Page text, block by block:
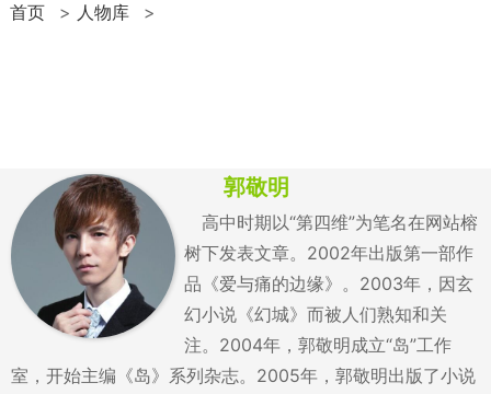
首页 > 人物库 >
郭敬明
高中时期以“第四维”为笔名在网站榕
树下发表文章。2002年出版第一部作
品《爱与痛的边缘》。2003年，因玄
幻小说《幻城》而被人们熟知和关
注。2004年，郭敬明成立“岛”工作
室，开始主编《岛》系列杂志。2005年，郭敬明出版了小说